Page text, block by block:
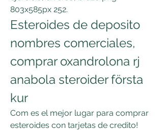
803x585px 252.
Esteroides de deposito
nombres comerciales,
comprar oxandrolona rj
anabola steroider första
kur
Com es el mejor lugar para comprar
esteroides con tarjetas de credito!